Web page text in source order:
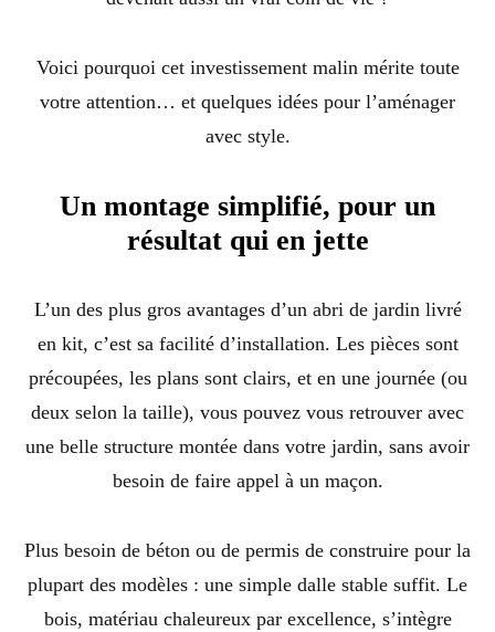
Voici pourquoi cet investissement malin mérite toute
votre attention… et quelques idées pour l’aménager
avec style.
Un montage simplifié, pour un
résultat qui en jette
L’un des plus gros avantages d’un abri de jardin livré
en kit, c’est sa facilité d’installation. Les pièces sont
précoupées, les plans sont clairs, et en une journée (ou
deux selon la taille), vous pouvez vous retrouver avec
une belle structure montée dans votre jardin, sans avoir
besoin de faire appel à un maçon.
Plus besoin de béton ou de permis de construire pour la
plupart des modèles : une simple dalle stable suffit. Le
bois, matériau chaleureux par excellence, s’intègre